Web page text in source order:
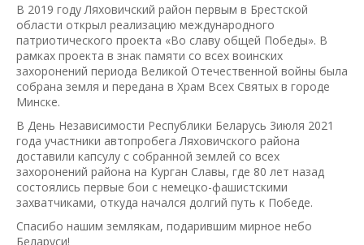
В 2019 году Ляховичский район первым в Брестской
области открыл реализацию международного
патриотического проекта «Во славу общей Победы». В
рамках проекта в знак памяти со всех воинских
захоронений периода Великой Отечественной войны была
собрана земля и передана в Храм Всех Святых в городе
Минске.
В День Независимости Республики Беларусь 3июля 2021
года участники автопробега Ляховичского района
доставили капсулу с собранной землей со всех
захоронений района на Курган Славы, где 80 лет назад
состоялись первые бои с немецко-фашистскими
захватчиками, откуда начался долгий путь к Победе.
Спасибо нашим землякам, подарившим мирное небо
Беларуси!